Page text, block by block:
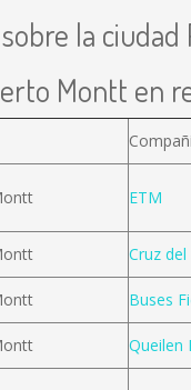
la
Montt en
ETM
Cruz del
Buses
Queilen